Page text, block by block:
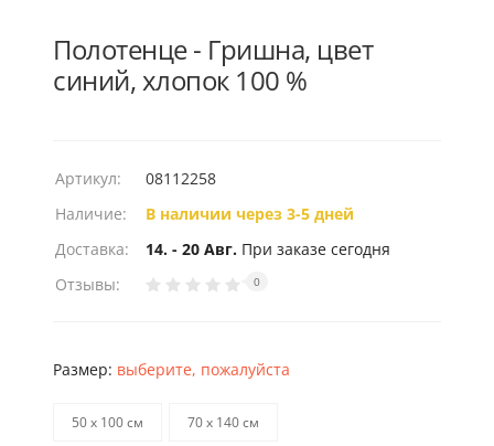
Полотенце - Гришна, цвет
синий, хлопок 100 %
Артикул:
08112258
Наличие:
В наличии через 3-5 дней
Доставка:
14. - 20 Авг. При заказе сегодня
Отзывы:
0
Размер: выберите, пожалуйста
50 х 100 см 70 х 140 см